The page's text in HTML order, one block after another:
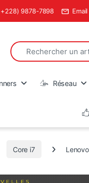
9878-7898 Email
Search for:
Réseau
Core i7